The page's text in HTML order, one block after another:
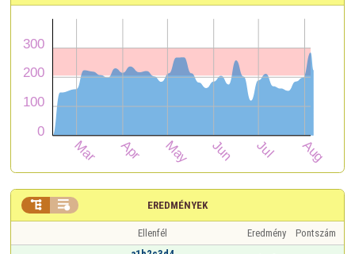
EREDMÉNYEK
 
Ellenfél Eredmény
Pontszám